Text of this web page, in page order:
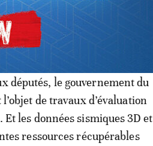
commun accord et sont
députés, le gouvernement du
de travaux d’évaluation
les données sismiques 3D et
ressources récupérables